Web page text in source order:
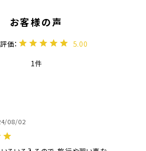
5.00
1
08/02